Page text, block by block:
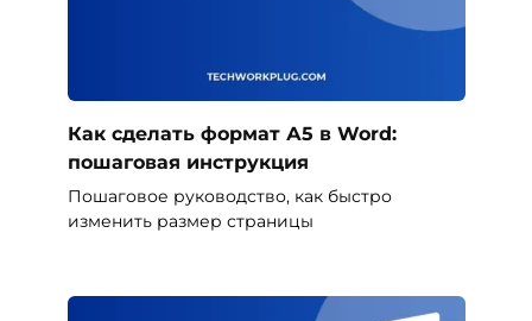
Как сделать формат А5 в Word:
пошаговая инструкция
Пошаговое руководство, как быстро
изменить размер страницы